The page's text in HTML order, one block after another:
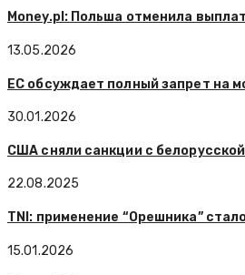
Money.pl: Польша отменила
13.05.2026
ЕС обсуждает полный запрет на
30.01.2026
США сняли санкции с
22.08.2025
TNI: применение “Орешника”
15.01.2026